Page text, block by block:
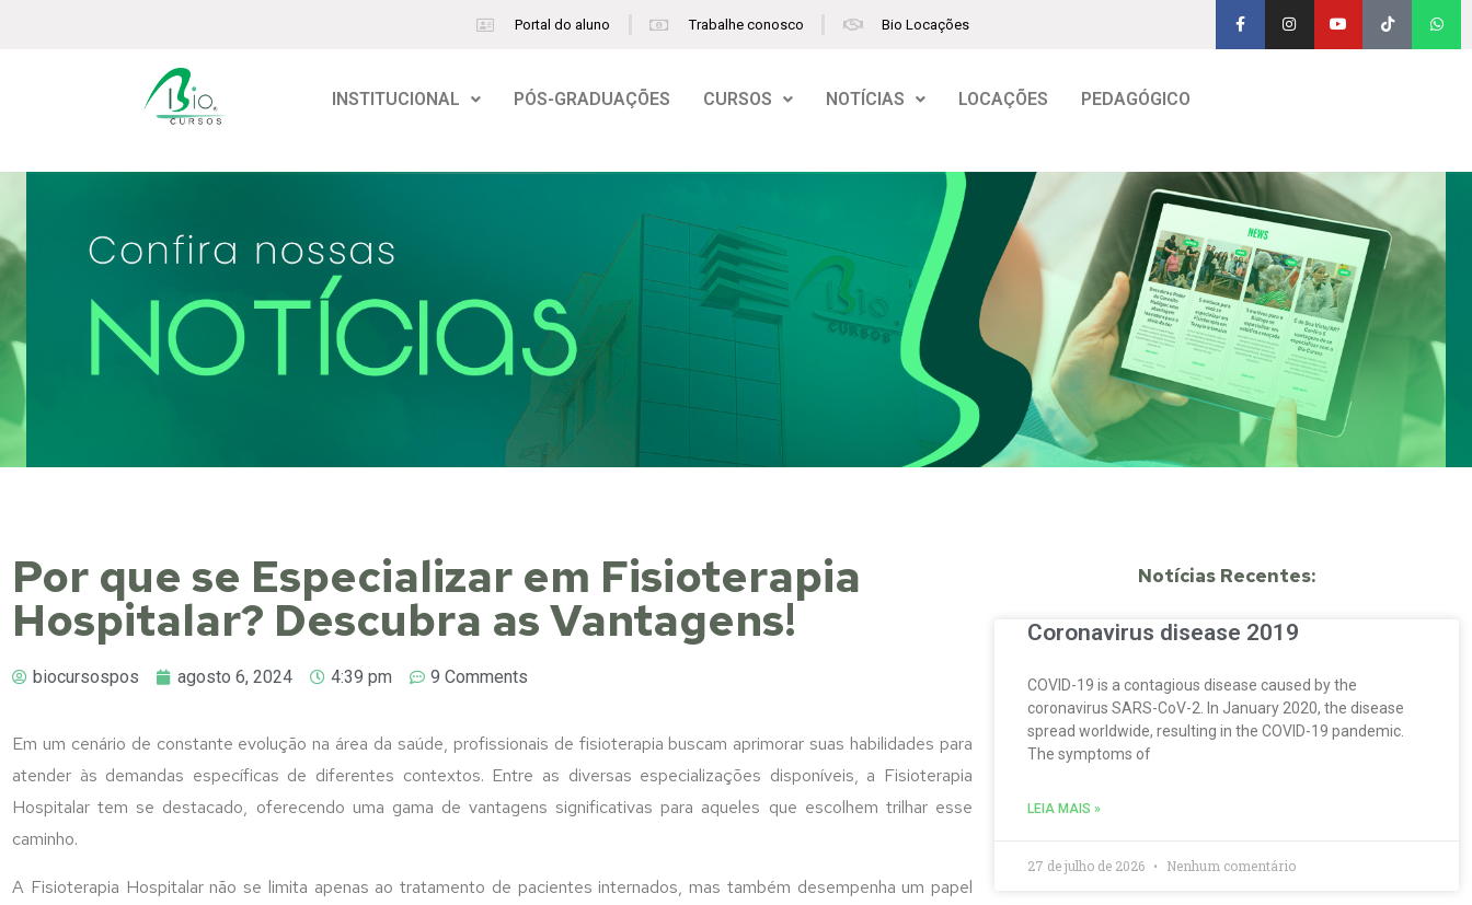
Portal do aluno Trabalhe conosco Bio Locações
INSTITUCIONAL PÓS-GRADUAÇÕES CURSOS NOTÍCIAS LOCAÇÕES PEDAGÓGICO
Por que se Especializar em Fisioterapia
Hospitalar? Descubra as Vantagens!
biocursospos agosto 6, 2024 4:39 pm 9 Comments
Em um cenário de constante evolução na área da saúde, profissionais de fisioterapia buscam aprimorar suas habilidades para
atender às demandas específicas de diferentes contextos. Entre as diversas especializações disponíveis, a Fisioterapia
Hospitalar tem se destacado, oferecendo uma gama de vantagens significativas para aqueles que escolhem trilhar esse
caminho.
A Fisioterapia Hospitalar não se limita apenas ao tratamento de pacientes internados, mas também desempenha um papel
Notícias Recentes:
Coronavirus disease 2019
COVID-19 is a contagious disease caused by the
coronavirus SARS-CoV-2. In January 2020, the disease
spread worldwide, resulting in the COVID-19 pandemic.
The symptoms of
LEIA MAIS »
27 de julho de 2026 Nenhum comentário